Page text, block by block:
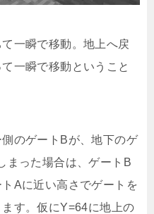
一瞬で移動。地上へ戻
一瞬で移動ということ
のゲートBが、地下のゲ
まった場合は、ゲートB
Aに近い高さでゲートを
す。仮にY=64に地上の